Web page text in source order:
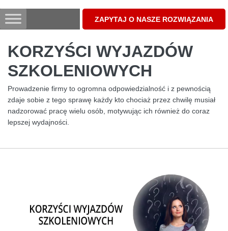
ZAPYTAJ O NASZE ROZWIĄZANIA
KORZYŚCI WYJAZDÓW
SZKOLENIOWYCH
Prowadzenie firmy to ogromna odpowiedzialność i z pewnością
zdaje sobie z tego sprawę każdy kto chociaż przez chwilę musiał
nadzorować pracę wielu osób, motywując ich również do coraz
lepszej wydajności.